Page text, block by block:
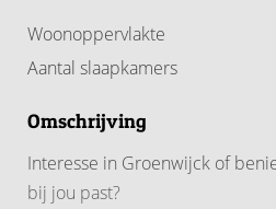
Woonoppervlakte
Aantal slaapkamers
Omschrijving
Interesse in Groenwijck of
bij jou past?